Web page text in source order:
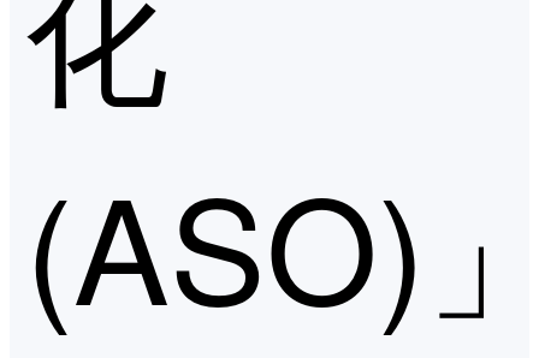
(ASO)